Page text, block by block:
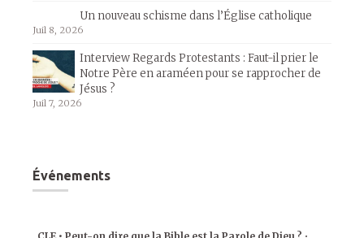
Un nouveau schisme dans l’Église catholique
Juil 8, 2026
Interview Regards Protestants : Faut-il prier le
Notre Père en araméen pour se rapprocher de
Jésus ?
Juil 7, 2026
Événements